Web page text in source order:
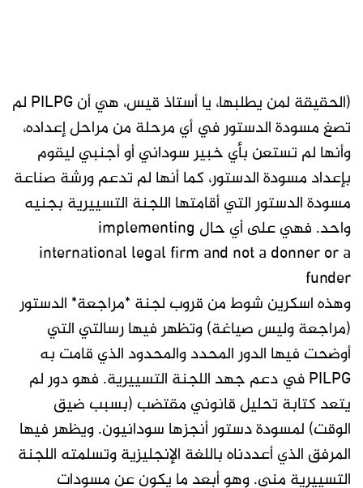
(الحقيقة لمن يطلبها، يا أستاذ قيس، هي أن PILPG لم
تصغ مسودة الدستور في أي مرحلة من مراحل إعداده،
وأنها لم تستعن بأي خبير سوداني أو أجنبي ليقوم
بإعداد مسودة الدستور، كما أنها لم تدعم ورشة صناعة
مسودة الدستور التي أقامتها اللجنة التسييرية بجنيه
واحد. فهي على أي حال implementing
international legal firm and not a donner or a
funder
وهذه اسكرين شوط من قروب لجنة *مراجعة* الدستور
(مراجعة وليس صياغة) وتظهر فيها رسالتي التي
أوضحت فيها الدور المحدد والمحدود الذي قامت به
PILPG في دعم جهد اللجنة التسييرية. فهو دور لم
يتعد كتابة تحليل قانوني مقتضب (بسبب ضيق
الوقت) لمسودة دستور أنجزها سودانيون. ويظهر فيها
المرفق الذي أعددناه باللغة الإنجليزية وتسلمته اللجنة
التسييرية مني. وهو أبعد ما يكون عن مسودات